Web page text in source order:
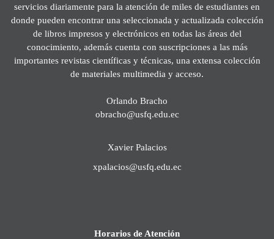
servicios diariamente para la atención de miles de estudiantes en
donde pueden encontrar una seleccionada y actualizada colección
de libros impresos y electrónicos en todas las áreas del
conocimiento, además cuenta con suscripciones a las más
importantes revistas científicas y técnicas, una extensa colección
de materiales multimedia y acceso.
Orlando Bracho
obracho@usfq.edu.ec
Xavier Palacios
xpalacios@usfq.edu.ec
Horarios de Atención